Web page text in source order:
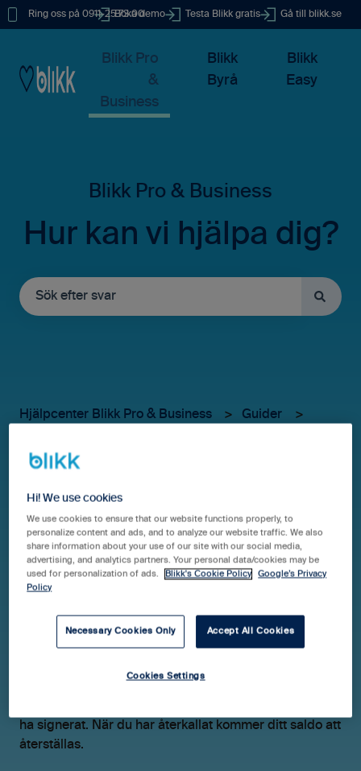
Ring oss på 0911-25 73 00
Boka demo Testa Blikk gratis Gå till blikk.se
Blikk Pro
&
Business
Blikk
Byrå
Blikk
Easy
Hur kan vi hjälpa dig?
Hjälpcenter Blikk Pro & Business Guider
E-signeringar
Återkalla och/eller
Redigera en E-signering
Återkalla
För att återkalla en E-signering går du till modulen "E-
signering" väljer det dokument i listan du vill återkalla
och klickar sedan på den röda "Återkalla" knappen.
ha signerat. När du har återkallat kommer ditt saldo att
återställas.
Hi! We use cookies
We use cookies to ensure that our website functions properly, to
personalize content and ads, and to analyze our website traffic. We also
share information about your use of our site with our social media,
advertising, and analytics partners. Your personal data/cookies may be
used for personalization of ads.
Blikk's Cookie Policy
Google’s Privacy
Policy
Necessary Cookies Only Accept All Cookies
Cookies Settings